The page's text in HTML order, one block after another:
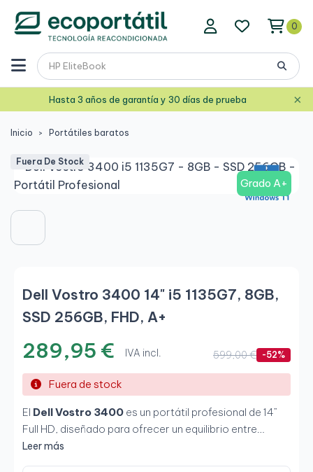
0
Hasta 3 años de garantía y 30 días de prueba ×
Inicio Portátiles baratos
Grado A+
Fuera De Stock
Dell Vostro 3400 14" i5 1135G7, 8GB,
SSD 256GB, FHD, A+
289,95 € IVA incl. 599,00 € -52%
Fuera de stock
El Dell Vostro 3400 es un portátil profesional de 14”
Full HD, diseñado para ofrecer un equilibrio entre
rendimiento, portabilidad y autonomía
procesadorIntel Core i5 de 11ª generación, 8 GB de
Leer más